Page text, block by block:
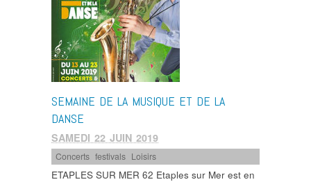
SEMAINE DE LA MUSIQUE ET DE LA
DANSE
SAMEDI 22 JUIN 2019
Concerts ,festivals Loisirs
ETAPLES SUR MER 62 Etaples sur Mer est en